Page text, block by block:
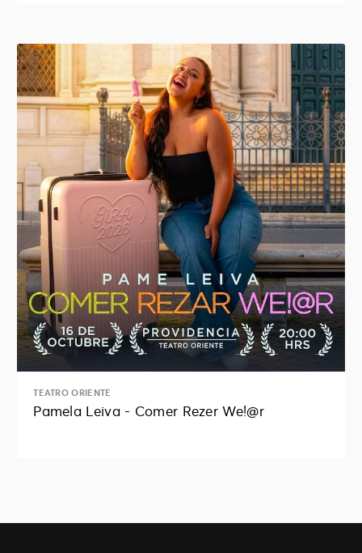
TEATRO ORIENTE
Pamela Leiva - Comer Rezer We!@r